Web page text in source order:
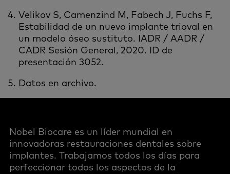
Velikov S, Camenzind M, Fabech J, Fuchs F,
Estabilidad de un nuevo implante trioval en
un modelo óseo sustituto. IADR / AADR /
CADR Sesión General, 2020. ID de
presentación 3052.
Datos en archivo.
Nobel Biocare es un líder mundial en
innovadoras restauraciones dentales sobre
implantes. Trabajamos todos los días para
perfeccionar todos los aspectos de la